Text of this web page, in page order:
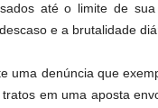
até o limite de
e a brutalidade
uma denúncia que
em uma aposta